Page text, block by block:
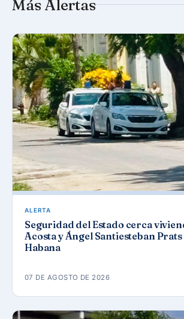
Más Alertas
ALERTA
Seguridad del Estado cerca
Acosta y Ángel Santiesteban Prats
Habana
07 DE AGOSTO DE 2026